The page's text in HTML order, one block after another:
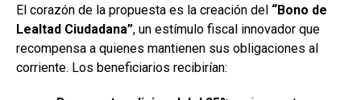
El corazón de la propuesta es la creación del “Bono de
Lealtad Ciudadana”, un estímulo fiscal innovador que
recompensa a quienes mantienen sus obligaciones al
corriente. Los beneficiarios recibirían: